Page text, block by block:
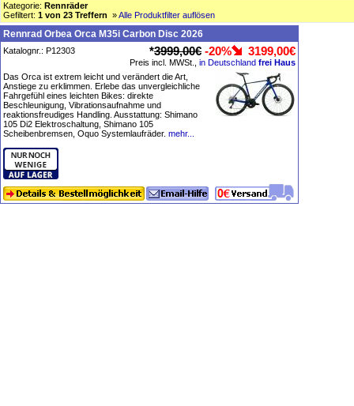
Kategorie: Rennräder
Gefiltert: 1 von 23 Treffern »Alle Produktfilter auflösen
Rennrad Orbea Orca M35i Carbon Disc 2026
Katalognr.: P12303 *3999,00€ -20% 3199,00€
Preis incl. MWSt., in Deutschland frei Haus
Das Orca ist extrem leicht und verändert die Art,
Anstiege zu erklimmen. Erlebe das unvergleichliche
Fahrgefühl eines leichten Bikes: direkte
Beschleunigung, Vibrationsaufnahme und
reaktionsfreudiges Handling. Ausstattung: Shimano
105 Di2 Elektroschaltung, Shimano 105
Scheibenbremsen, Oquo Systemlaufräder. mehr...